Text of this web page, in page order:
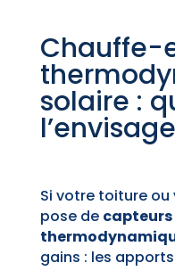
Chauffe-
solaire :
Si votre toiture
pose de
gains : les apports